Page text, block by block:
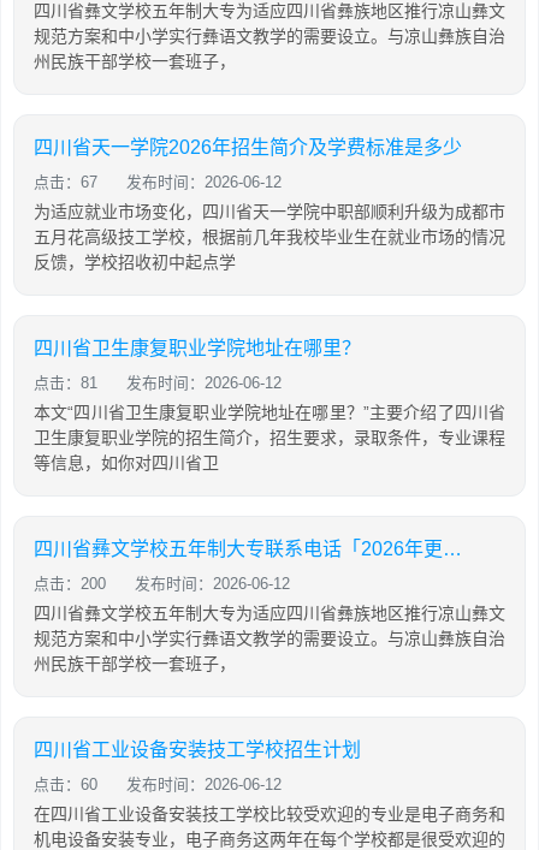
四川省彝文学校五年制大专为适应四川省彝族地区推行凉山彝文
规范方案和中小学实行彝语文教学的需要设立。与凉山彝族自治
州民族干部学校一套班子，
四川省天一学院2026年招生简介及学费标准是多少
点击：67 发布时间：2026-06-12
为适应就业市场变化，四川省天一学院中职部顺利升级为成都市
五月花高级技工学校，根据前几年我校毕业生在就业市场的情况
反馈，学校招收初中起点学
四川省卫生康复职业学院地址在哪里？
点击：81 发布时间：2026-06-12
本文“四川省卫生康复职业学院地址在哪里？”主要介绍了四川省
卫生康复职业学院的招生简介，招生要求，录取条件，专业课程
等信息，如你对四川省卫
四川省彝文学校五年制大专联系电话「2026年更新」
点击：200 发布时间：2026-06-12
四川省彝文学校五年制大专为适应四川省彝族地区推行凉山彝文
规范方案和中小学实行彝语文教学的需要设立。与凉山彝族自治
州民族干部学校一套班子，
四川省工业设备安装技工学校招生计划
点击：60 发布时间：2026-06-12
在四川省工业设备安装技工学校比较受欢迎的专业是电子商务和
机电设备安装专业，电子商务这两年在每个学校都是很受欢迎的